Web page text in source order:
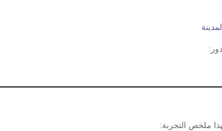
ملخص التجربة: